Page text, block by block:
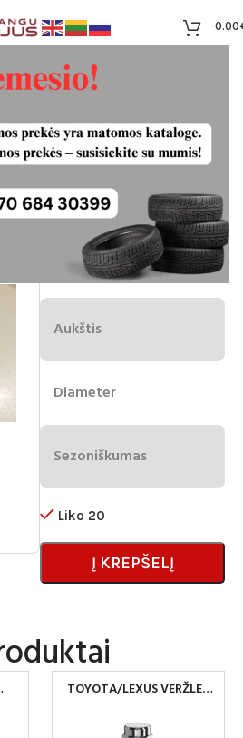
0.00
66.6 – 57.1
2.50€ Liko 20
Plotis
Aukštis
Diameter
Sezoniškumas
Liko 20
Į KREPŠELĮ
TOYOTA/LEXUS VERŽLES